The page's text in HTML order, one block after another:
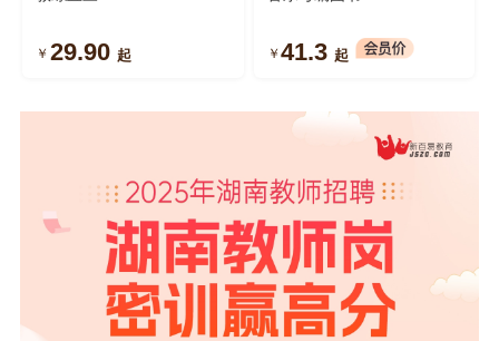
￥ 29.90 起 ￥ 41.3 起